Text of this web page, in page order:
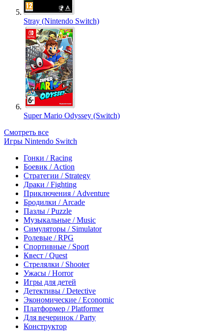
Stray (Nintendo Switch)
Super Mario Odyssey (Switch)
Смотреть все
Игры Nintendo Switch
Гонки / Racing
Боевик / Action
Стратегии / Strategy
Драки / Fighting
Приключения / Adventure
Бродилки / Arcade
Пазлы / Puzzle
Музыкальные / Music
Симуляторы / Simulator
Ролевые / RPG
Спортивные / Sport
Квест / Quest
Стрелялки / Shooter
Ужасы / Horror
Игры для детей
Детективы / Detective
Экономические / Economic
Платформер / Platformer
Для вечеринок / Party
Конструктор